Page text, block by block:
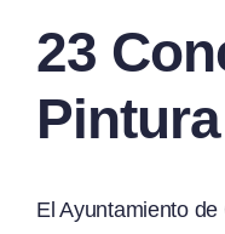
23
El Ayuntamiento